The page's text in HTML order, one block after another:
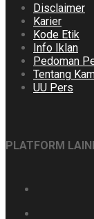
Disclaimer
Karier
Kode Etik
Info Iklan
Pedoman
Tentang
UU Pers
PLATFORM